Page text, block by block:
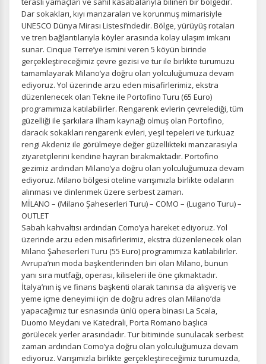
İstatistik Çerezleri
Ziyaretçilerin siteyi nasıl kullandığını anonim olarak
ölçeriz. Hangi sayfaların popüler olduğunu ve
kullanıcıların nerede zorluk yaşadığını anlamamıza
yardımcı olur.
Pazarlama Çerezleri
Size ve ilgi alanlarınıza uygun reklamlar göstermek için
kullanılır. Kapatırsanız reklamları görmeye devam
edersiniz, ancak daha az alakalı olabilirler.
Tercihleri Kaydet
Dar sokakları, kıyı manzaraları ve korunmuş mimarisiyle
UNESCO Dünya Mirası Listesi’ndedir. Bölge, yürüyüş rotaları
ve tren bağlantılarıyla köyler arasında kolay ulaşım imkanı
sunar. Cinque Terre’ye ismini veren 5 köyün birinde
gerçekleştireceğimiz çevre gezisi ve tur ile birlikte turumuzu
tamamlayarak Milano’ya doğru olan yolculuğumuza devam
ediyoruz. Yol üzerinde arzu eden misafirlerimiz, ekstra
düzenlenecek olan Tekne ile Portofino Turu (65 Euro)
programımıza katılabilirler. Rengarenk evlerin çevrelediği, tüm
güzelliği ile şarkılara ilham kaynağı olmuş olan Portofino,
daracık sokakları rengarenk evleri, yeşil tepeleri ve turkuaz
rengi Akdeniz ile görülmeye değer güzellikteki manzarasıyla
ziyaretçilerini kendine hayran bırakmaktadır. Portofino
gezimiz ardından Milano’ya doğru olan yolculuğumuza devam
ediyoruz. Milano bölgesi oteline varışımızla birlikte odaların
alınması ve dinlenmek üzere serbest zaman.
MİLANO – (Milano Şaheserleri Turu) – COMO – (Lugano Turu) –
OUTLET
Sabah kahvaltısı ardından Como’ya hareket ediyoruz. Yol
üzerinde arzu eden misafirlerimiz, ekstra düzenlenecek olan
Milano Şaheserleri Turu (55 Euro) programımıza katılabilirler.
Avrupa’nın moda başkentlerinden biri olan Milano, bunun
yanı sıra mutfağı, operası, kiliseleri ile öne çıkmaktadır.
İtalya’nın iş ve finans başkenti olarak tanınsa da alışveriş ve
yeme içme deneyimi için de doğru adres olan Milano’da
yapacağımız tur esnasında ünlü opera binası La Scala,
Duomo Meydanı ve Katedrali, Porta Romano başlıca
görülecek yerler arasındadır. Tur bitiminde sunulacak serbest
zaman ardından Como’ya doğru olan yolculuğumuza devam
ediyoruz. Varışımızla birlikte gerçekleştireceğimiz turumuzda,